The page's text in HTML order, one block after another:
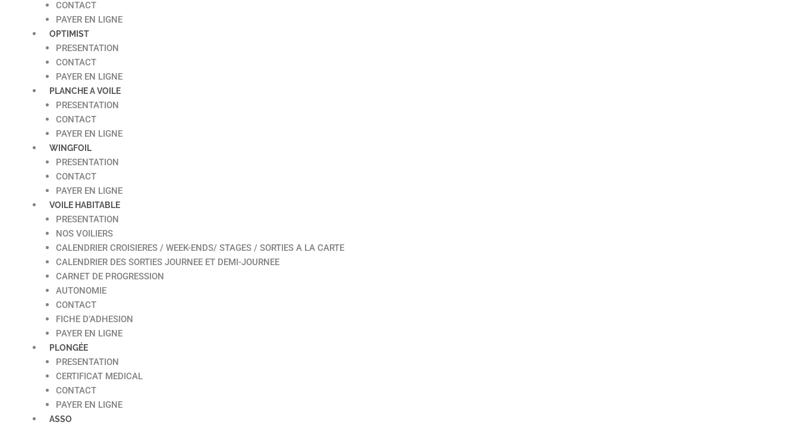
CONTACT
PAYER EN LIGNE
OPTIMIST
PRESENTATION
CONTACT
PAYER EN LIGNE
PLANCHE A VOILE
PRESENTATION
CONTACT
PAYER EN LIGNE
WINGFOIL
PRESENTATION
CONTACT
PAYER EN LIGNE
VOILE HABITABLE
PRESENTATION
NOS VOILIERS
CALENDRIER CROISIERES / WEEK-ENDS/ STAGES / SORTIES A LA CARTE
CALENDRIER DES SORTIES JOURNEE ET DEMI-JOURNEE
CARNET DE PROGRESSION
AUTONOMIE
CONTACT
FICHE D’ADHESION
PAYER EN LIGNE
PLONGÉE
PRESENTATION
CERTIFICAT MEDICAL
CONTACT
PAYER EN LIGNE
ASSO